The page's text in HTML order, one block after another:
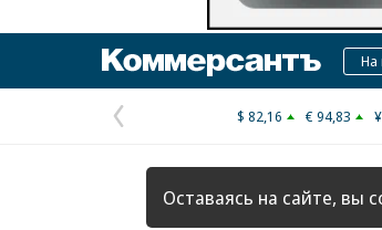
На
Предыдущая
страница
$ 82,16 € 94,83
Оставаясь на сайте, вы